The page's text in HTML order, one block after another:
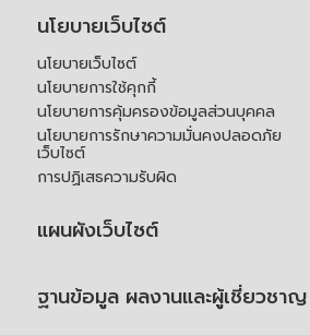
นโยบายเว็บไซต์
นโยบายเว็บไซต์
นโยบายการใช้คุกกี้
นโยบายการคุ้มครองข้อมูลส่วนบุคคล
นโยบายการรักษาความมั่นคงปลอดภัย
เว็บไซต์
การปฏิเสธความรับผิด
แผนผังเว็บไซต์
ฐานข้อมูล ผลงานและผู้เชี่ยวชาญ